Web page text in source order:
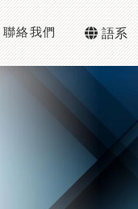
聯絡我們 語系